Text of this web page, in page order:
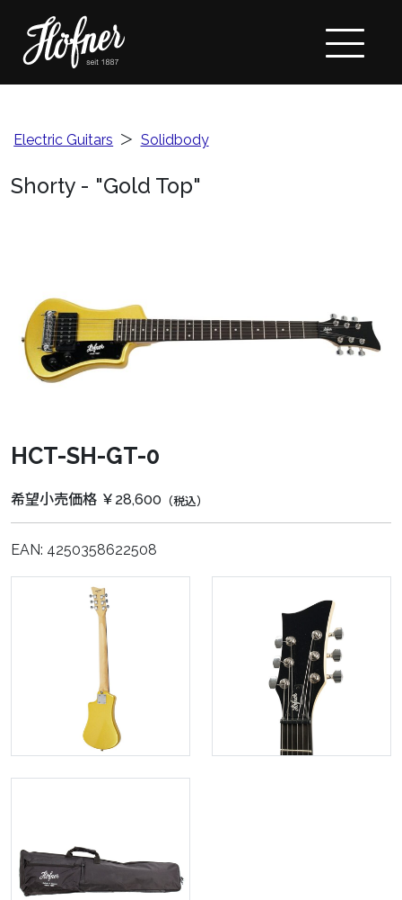
Electric Guitars ＞ Solidbody
Shorty - "Gold Top"
HCT-SH-GT-0
希望小売価格 ￥28,600 （税込）
EAN: 4250358622508